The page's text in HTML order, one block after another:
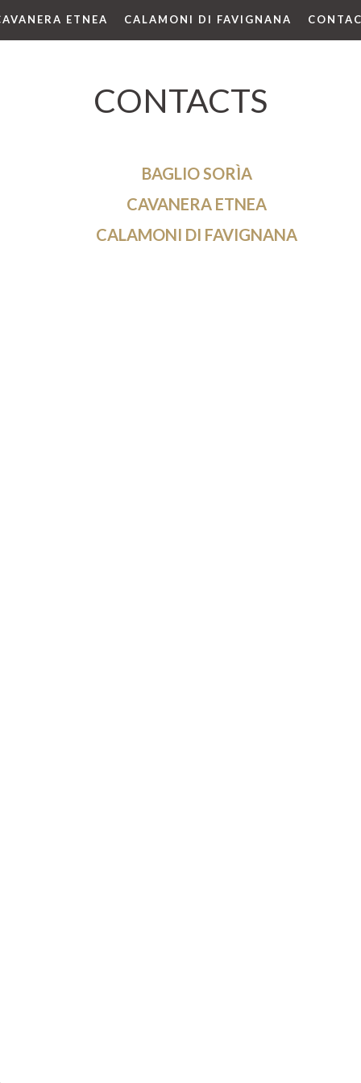
ETNEA CALAMONI DI FAVIGNANA
CONTACTS
BAGLIO SORÌA
CAVANERA ETNEA
CALAMONI DI FAVIGNANA